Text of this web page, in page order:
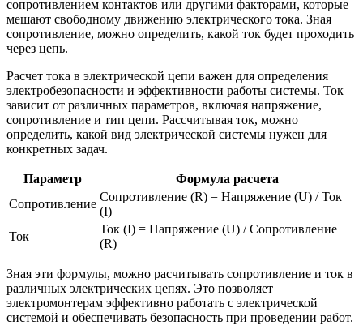
сопротивлением контактов или другими факторами, которые
мешают свободному движению электрического тока. Зная
сопротивление, можно определить, какой ток будет проходить
через цепь.
Расчет тока в электрической цепи важен для определения
электробезопасности и эффективности работы системы. Ток
зависит от различных параметров, включая напряжение,
сопротивление и тип цепи. Рассчитывая ток, можно
определить, какой вид электрической системы нужен для
конкретных задач.
Параметр
Формула расчета
Сопротивление
Сопротивление (R) = Напряжение (U) / Ток
(I)
Ток
Ток (I) = Напряжение (U) / Сопротивление
(R)
Зная эти формулы, можно расчитывать сопротивление и ток в
различных электрических цепях. Это позволяет
электромонтерам эффективно работать с электрической
системой и обеспечивать безопасность при проведении работ.